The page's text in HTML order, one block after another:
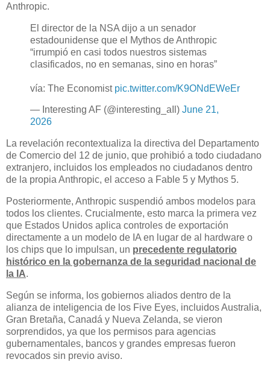
Anthropic.
El director de la NSA dijo a un senador
estadounidense que el Mythos de Anthropic
“irrumpió en casi todos nuestros sistemas
clasificados, no en semanas, sino en horas”
vía: The Economist pic.twitter.com/K9ONdEWeEr
— Interesting AF (@interesting_aIl) June 21,
2026
La revelación recontextualiza la directiva del Departamento
de Comercio del 12 de junio, que prohibió a todo ciudadano
extranjero, incluidos los empleados no ciudadanos dentro
de la propia Anthropic, el acceso a Fable 5 y Mythos 5.
Posteriormente, Anthropic suspendió ambos modelos para
todos los clientes. Crucialmente, esto marca la primera vez
que Estados Unidos aplica controles de exportación
directamente a un modelo de IA en lugar de al hardware o
los chips que lo impulsan, un precedente regulatorio
histórico en la gobernanza de la seguridad nacional de
la IA.
Según se informa, los gobiernos aliados dentro de la
alianza de inteligencia de los Five Eyes, incluidos Australia,
Gran Bretaña, Canadá y Nueva Zelanda, se vieron
sorprendidos, ya que los permisos para agencias
gubernamentales, bancos y grandes empresas fueron
revocados sin previo aviso.